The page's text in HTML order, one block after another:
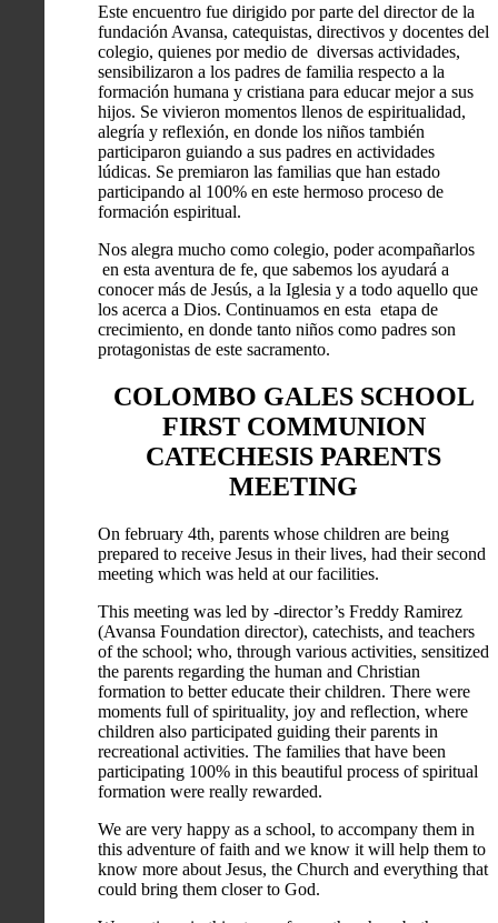
Este encuentro fue dirigido por parte del director de la
fundación Avansa, catequistas, directivos y docentes del
colegio, quienes por medio de diversas actividades,
sensibilizaron a los padres de familia respecto a la
formación humana y cristiana para educar mejor a sus
hijos. Se vivieron momentos llenos de espiritualidad,
alegría y reflexión, en donde los niños también
participaron guiando a sus padres en actividades
lúdicas. Se premiaron las familias que han estado
participando al 100% en este hermoso proceso de
formación espiritual.
Nos alegra mucho como colegio, poder acompañarlos
en esta aventura de fe, que sabemos los ayudará a
conocer más de Jesús, a la Iglesia y a todo aquello que
los acerca a Dios. Continuamos en esta etapa de
crecimiento, en donde tanto niños como padres son
protagonistas de este sacramento.
COLOMBO GALES SCHOOL
FIRST COMMUNION
CATECHESIS PARENTS
MEETING
On february 4th, parents whose children are being
prepared to receive Jesus in their lives, had their second
meeting which was held at our facilities.
This meeting was led by -director’s Freddy Ramirez
(Avansa Foundation director), catechists, and teachers
of the school; who, through various activities, sensitized
the parents regarding the human and Christian
formation to better educate their children. There were
moments full of spirituality, joy and reflection, where
children also participated guiding their parents in
recreational activities. The families that have been
participating 100% in this beautiful process of spiritual
formation were really rewarded.
We are very happy as a school, to accompany them in
this adventure of faith and we know it will help them to
know more about Jesus, the Church and everything that
could bring them closer to God.